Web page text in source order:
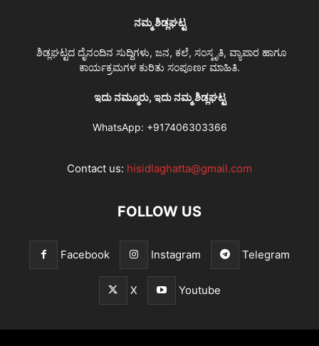
ನಮ್ಮ ಶಿಡ್ಲಘಟ್ಟ
ಶಿಡ್ಲಘಟ್ಟದ ದೈನಂದಿನ ಸುದ್ದಿಗಳು, ಜನ, ಕಲೆ, ಸಂಸ್ಕೃತಿ, ವ್ಯಾಪಾರ ಹಾಗೂ
ಕಾರ್ಯಕ್ರಮಗಳ ಕುರಿತು ಸಂಪೂರ್ಣ ಮಾಹಿತಿ.
ಇದು ನಮ್ಮೂರು, ಇದು ನಮ್ಮ ಶಿಡ್ಲಘಟ್ಟ
WhatsApp: +917406303366
Contact us: hisidlaghatta@gmail.com
FOLLOW US
Facebook Instagram Telegram
X Youtube